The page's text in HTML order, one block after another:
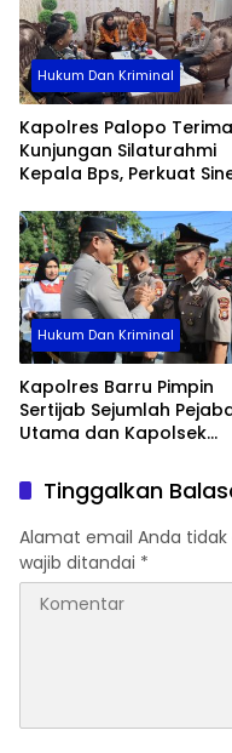
Hukum Dan Kriminal
Kapolres Palopo Terima
Kunjungan Silaturahmi
Kepala Bps, Perkuat
Hukum Dan Kriminal
Kapolres Barru Pimpin
Sertijab Sejumlah
Utama dan Kapolsek
Organisasi
Tinggalkan
Alamat email Anda tidak
wajib ditandai *